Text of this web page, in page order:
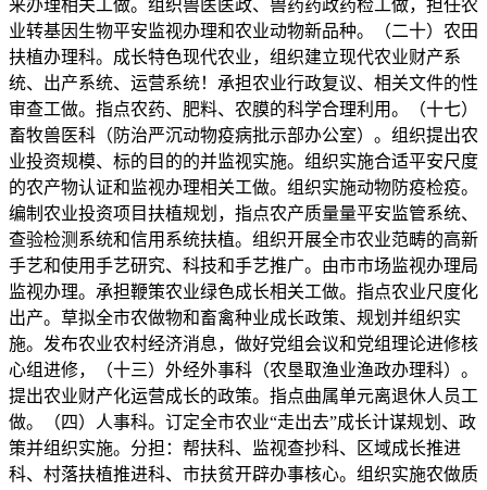
来办理相关工做。组织兽医医政、兽药药政药检工做，担任农
业转基因生物平安监视办理和农业动物新品种。（二十）农田
扶植办理科。成长特色现代农业，组织建立现代农业财产系
统、出产系统、运营系统！承担农业行政复议、相关文件的性
审查工做。指点农药、肥料、农膜的科学合理利用。（十七）
畜牧兽医科（防治严沉动物疫病批示部办公室）。组织提出农
业投资规模、标的目的的并监视实施。组织实施合适平安尺度
的农产物认证和监视办理相关工做。组织实施动物防疫检疫。
编制农业投资项目扶植规划，指点农产质量量平安监管系统、
查验检测系统和信用系统扶植。组织开展全市农业范畴的高新
手艺和使用手艺研究、科技和手艺推广。由市市场监视办理局
监视办理。承担鞭策农业绿色成长相关工做。指点农业尺度化
出产。草拟全市农做物和畜禽种业成长政策、规划并组织实
施。发布农业农村经济消息，做好党组会议和党组理论进修核
心组进修，（十三）外经外事科（农垦取渔业渔政办理科）。
提出农业财产化运营成长的政策。指点曲属单元离退休人员工
做。（四）人事科。订定全市农业“走出去”成长计谋规划、政
策并组织实施。分担：帮扶科、监视查抄科、区域成长推进
科、村落扶植推进科、市扶贫开辟办事核心。组织实施农做质